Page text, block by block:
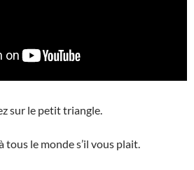
sur le petit triangle.
tous le monde s’il vous plait.